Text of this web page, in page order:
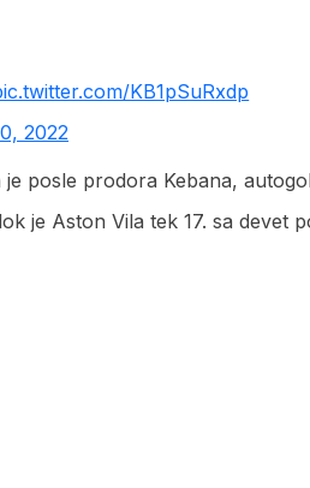
KB1pSuRxdp
2022
posle prodora Kebana,
je Aston Vila tek 17. sa devet